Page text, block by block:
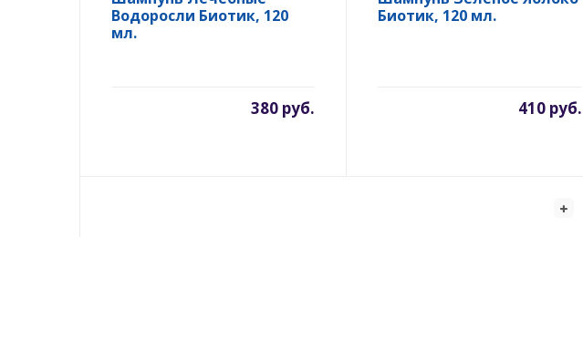
Водоросли Биотик, 120
мл.
380 руб.
Биотик, 120 мл.
410 руб.